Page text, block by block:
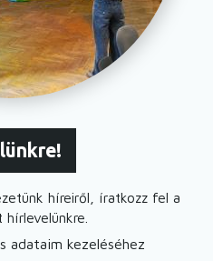
híreiről, íratkozz fel a
adataim kezeléséhez